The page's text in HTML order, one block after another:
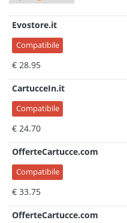
Evostore.it
Compatibile
€ 28.95
CartucceIn.it
Compatibile
€ 24.70
OfferteCartucce.com
Compatibile
€ 33.75
OfferteCartucce.com